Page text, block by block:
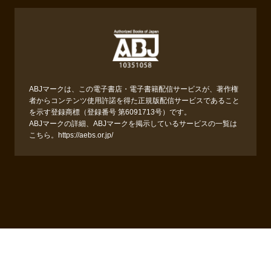
ABJマークは、この電子書店・電子書籍配信サービスが、著作権
者からコンテンツ使用許諾を得た正規版配信サービスであること
を示す登録商標（登録番号 第6091713号）です。
ABJマークの詳細、ABJマークを掲示しているサービスの一覧は
こちら。
https://aebs.or.jp/